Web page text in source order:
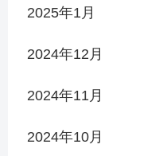
2025年1月
2024年12月
2024年11月
2024年10月